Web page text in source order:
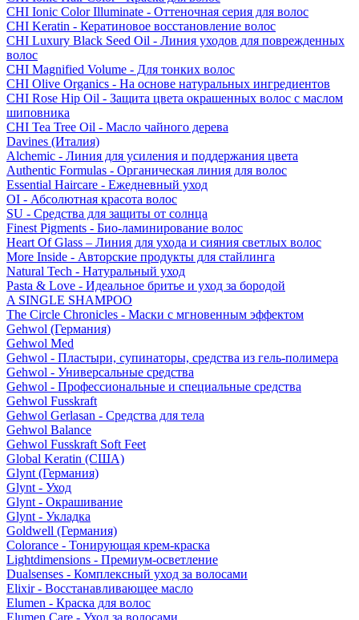
CHI Ionic Color Illuminate - Оттеночная серия для волос
CHI Keratin - Кератиновое восстановление волос
CHI Luxury Black Seed Oil - Линия уходов для поврежденных
волос
CHI Magnified Volume - Для тонких волос
CHI Olive Organics - На основе натуральных ингредиентов
CHI Rose Hip Oil - Защита цвета окрашенных волос с маслом
шиповника
CHI Tea Tree Oil - Масло чайного дерева
Davines (Италия)
Alchemic - Линия для усиления и поддержания цвета
Authentic Formulas - Органическая линия для волос
Essential Haircare - Eжедневный уход
OI - Абсолютная красота волос
SU - Средства для защиты от солнца
Finest Pigments - Био-ламинирование волос
Heart Of Glass – Линия для ухода и сияния светлых волос
More Inside - Авторские продукты для стайлинга
Natural Tech - Натуральный уход
Pasta & Love - Идеальное бритье и уход за бородой
A SINGLE SHAMPOO
The Circle Chronicles - Маски с мгновенным эффектом
Gehwol (Германия)
Gehwol Med
Gehwol - Пластыри, супинаторы, средства из гель-полимера
Gehwol - Универсальные средства
Gehwol - Профессиональные и специальные средства
Gehwol Fusskraft
Gehwol Gerlasan - Средства для тела
Gehwol Balance
Gehwol Fusskraft Soft Feet
Global Keratin (США)
Glynt (Германия)
Glynt - Уход
Glynt - Окрашивание
Glynt - Укладка
Goldwell (Германия)
Colorance - Тонирующая крем-краска
Lightdimensions - Премиум-осветление
Dualsenses - Комплексный уход за волосами
Elixir - Восстанавливающее масло
Elumen - Краска для волос
Elumen Care - Уход за волосами